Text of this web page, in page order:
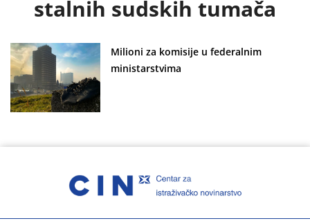
stalnih sudskih tumača
Milioni za komisije u federalnim
ministarstvima